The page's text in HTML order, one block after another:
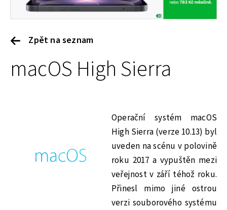
Zpět na seznam
macOS High Sierra
Operační systém macOS
High Sierra (verze 10.13) byl
uveden na scénu v polovině
roku 2017 a vypuštěn mezi
veřejnost v září téhož roku.
Přinesl mimo jiné ostrou
verzi souborového systému